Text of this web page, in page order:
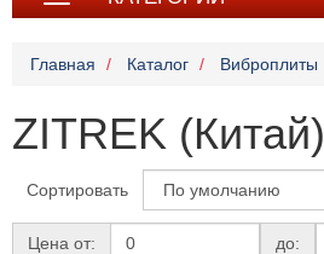
Главная Каталог Виброплиты
ZITREK (Китай)
Сортировать
Цена от: до: